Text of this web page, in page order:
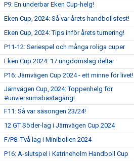
P9: En underbar Eken Cup-helg!
Eken Cup, 2024: Så var årets handbollsfest!
Eken Cup, 2024: Tips inför årets turnering!
P11-12: Seriespel och många roliga cuper
Eken Cup 2024: 17 ungdomslag deltar
P16: Järnvägen Cup 2024 - ett minne för livet!
Järnvägen Cup, 2024: Toppenhelg för
#unviersumsbästagäng!
F11: Så var säsongen 23/24!
12 GT Söder-lag i Järnvägen Cup 2024
F/P8: Två lag i Minibollen 2024
P16: A-slutspel i Katrineholm Handboll Cup